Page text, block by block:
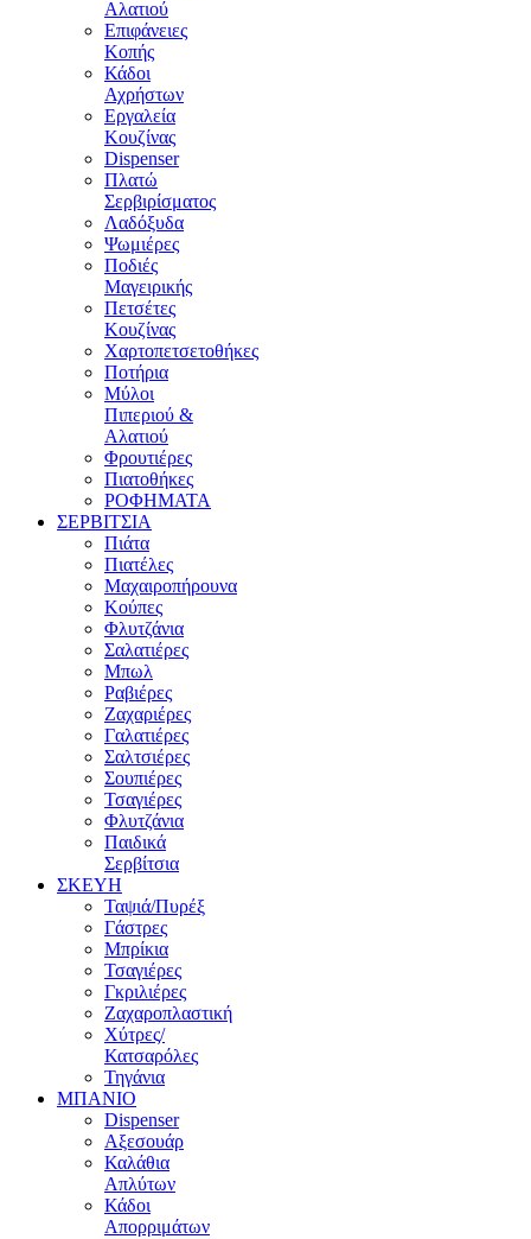
Αλατιού
Επιφάνειες
Κοπής
Κάδοι
Αχρήστων
Εργαλεία
Κουζίνας
Dispenser
Πλατώ
Σερβιρίσματος
Λαδόξυδα
Ψωμιέρες
Ποδιές
Μαγειρικής
Πετσέτες
Κουζίνας
Χαρτοπετσετοθήκες
Ποτήρια
Μύλοι
Πιπεριού &
Αλατιού
Φρουτιέρες
Πιατοθήκες
ΡΟΦΗΜΑΤΑ
ΣΕΡΒΙΤΣΙΑ
Πιάτα
Πιατέλες
Μαχαιροπήρουνα
Κούπες
Φλυτζάνια
Σαλατιέρες
Μπωλ
Ραβιέρες
Ζαχαριέρες
Γαλατιέρες
Σαλτσιέρες
Σουπιέρες
Τσαγιέρες
Φλυτζάνια
Παιδικά
Σερβίτσια
ΣΚΕΥΗ
Ταψιά/Πυρέξ
Γάστρες
Μπρίκια
Τσαγιέρες
Γκριλιέρες
Ζαχαροπλαστική
Χύτρες/
Κατσαρόλες
Τηγάνια
ΜΠΑΝΙΟ
Dispenser
Αξεσουάρ
Καλάθια
Απλύτων
Κάδοι
Απορριμάτων